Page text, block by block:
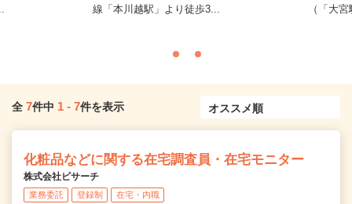
線「本川越駅」より徒歩3...
（「大
全 7件中 1 - 7件を表示
化粧品などに関する在宅調査員・在宅モニター
株式会社ビサーチ
業務委託 登録制 在宅・内職